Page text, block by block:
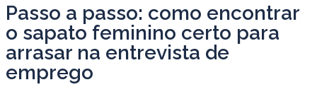
Passo a passo: como encontrar
o sapato feminino certo para
arrasar na entrevista de
emprego